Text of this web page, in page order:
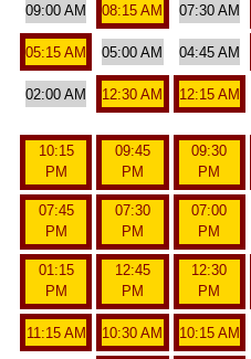
09:00 AM 08:15 AM 07:30 AM
05:15 AM 05:00 AM 04:45 AM
02:00 AM 12:30 AM 12:15 AM
10:15
PM
09:45
PM
09:30
PM
07:45
PM
07:30
PM
07:00
PM
01:15
PM
12:45
PM
12:30
PM
11:15 AM 10:30 AM 10:15 AM